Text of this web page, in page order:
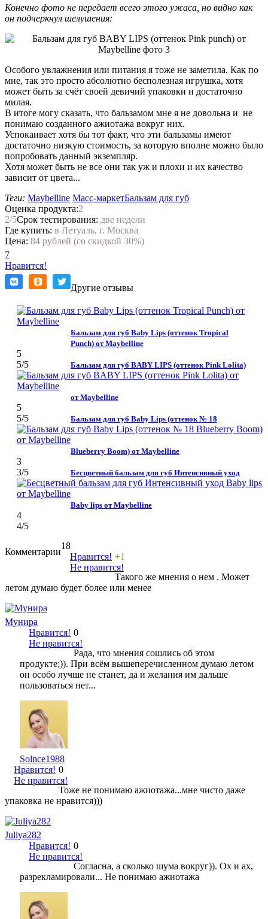
Конечно фото не передает всего этого ужаса, но видно как
он подчеркнул шелушения:
Особого увлажнения или питания я тоже не заметила. Как по
мне, так это просто абсолютно бесполезная игрушка, хотя
может быть за счёт своей девичий упаковки и достаточно
милая.
В итоге могу сказать, что бальзамом мне я не довольна и не
понимаю созданного ажиотажа вокруг них.
Успокаивает хотя бы тот факт, что эти бальзамы имеют
достаточно низкую стоимость, за которую вполне можно было
попробовать данный экземпляр.
Хотя может быть не все они так уж и плохи и их качество
зависит от цвета...
Теги: Maybelline Масс-маркетБальзам для губ
Оценка продукта:2
2/5Срок тестирования: две недели
Где купить: в Летуаль, г. Москва
Цена: 84 рублей (со скидкой 30%)
7
Нравится!
Другие отзывы
Бальзам для губ Baby Lips (оттенок Tropical
Punch) от Maybelline
5
5/5 Бальзам для губ BABY LIPS (оттенок Pink Lolita)
от Maybelline
5
5/5 Бальзам для губ Baby Lips (оттенок № 18
Blueberry Boom) от Maybelline
3
3/5 Бесцветный бальзам для губ Интенсивный уход
Baby lips от Maybelline
4
4/5
Комментарии
18
Нравится!
Не нравится!
+1
Такого же мнения о нем . Может
летом думаю будет более или менее
Мунира
Нравится!
Не нравится!
0
Рада, что мнения сошлись об этом
продукте;)). При всём вышеперечисленном думаю летом
он особо лучше не станет, да и желания им дальше
пользоваться нет...
Solnce1988
Нравится!
Не нравится!
0
Тоже не понимаю ажиотажа...мне чисто даже
упаковка не нравится)))
Juliya282
Нравится!
Не нравится!
0
Согласна, а сколько шума вокруг)). Ох и ах,
разрекламировали... Не понимаю ажиотажа